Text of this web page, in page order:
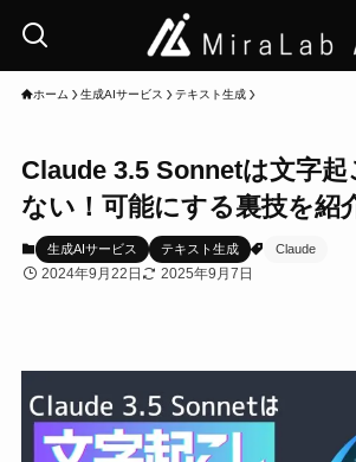
ホーム 生成AIサービス テキスト生成
Claude 3.5 Sonnetは文字起
ない！可能にする裏技を紹
生成AIサービス テキスト生成 Claude
2024年9月22日 2025年9月7日